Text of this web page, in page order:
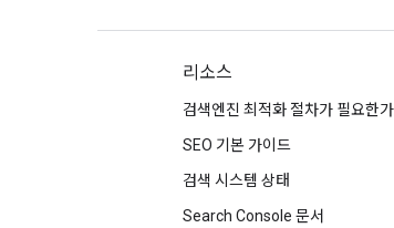
리소스
검색엔진 최적화 절차가 필요한
SEO 기본 가이드
검색 시스템 상태
Search Console 문서